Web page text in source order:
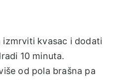
kvasac i dodati
10 minuta.
od pola brašna pa